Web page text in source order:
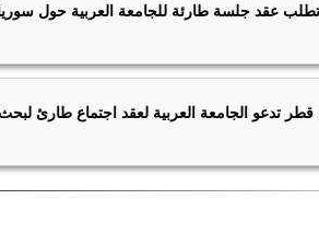
عقد جلسة طارئة للجامعة العربية حول
تدعو الجامعة العربية لعقد اجتماع طارئ